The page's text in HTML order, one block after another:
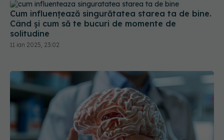
Cum influențează singurătatea starea ta de bine.
Când și cum să te bucuri de momente de
solitudine
11 ian 2025, 23:02